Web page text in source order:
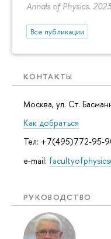
Annals of Physics.
Все публикации
КОНТАКТЫ
Москва, ул. Ст.
Как добраться
Тел: +7(495)772-95-
e-mail:
РУКОВОДСТВО